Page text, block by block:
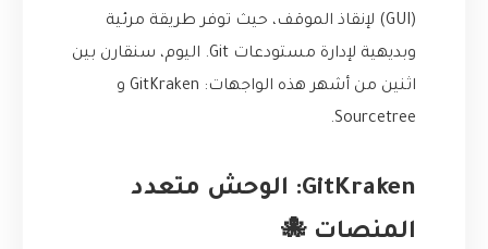
(GUI) لإنقاذ الموقف، حيث توفر طريقة مرئية
وبديهية لإدارة مستودعات Git. اليوم، سنقارن بين
اثنين من أشهر هذه الواجهات: GitKraken و
Sourcetree.
GitKraken: الوحش متعدد
المنصات 🐙